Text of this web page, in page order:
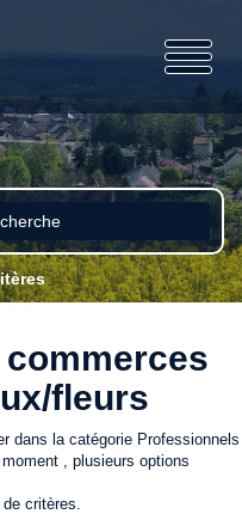
fleurs
dans la catégorie Professionnels
, plusieurs options
critères.